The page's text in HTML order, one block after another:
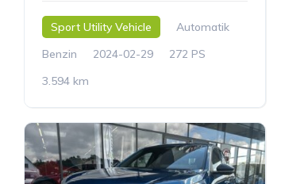
Sport Utility Vehicle
Automatik
Benzin
2024-02-29
272 PS
3.594 km